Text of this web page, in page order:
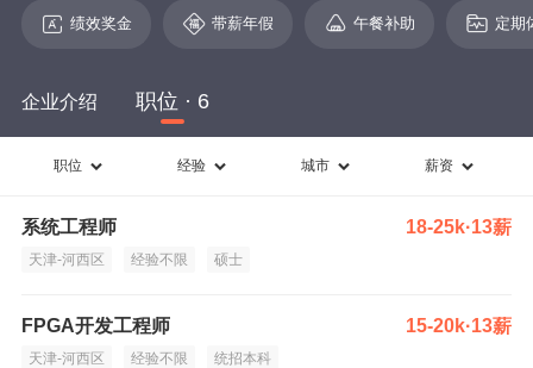
绩效奖金 带薪年假 午餐补助 定期
企业介绍 职位 · 6
职位 经验 城市 薪资
系统工程师 18-25k·13薪
天津-河西区 经验不限 硕士
FPGA开发工程师 15-20k·13薪
天津-河西区 经验不限 统招本科